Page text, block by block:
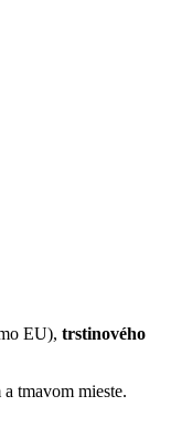
EU), trstinového
tmavom mieste.